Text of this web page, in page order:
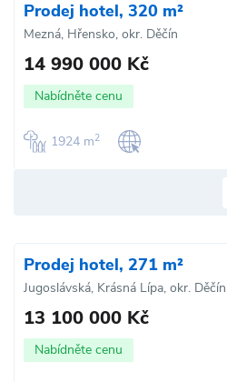
Prodej hotel, 320 m²
Mezná, Hřensko, okr. Děčín
14 990 000 Kč
Nabídněte cenu
1924 m2
Prodej hotel, 271 m²
Jugoslávská, Krásná Lípa, okr. Děčín
13 100 000 Kč
Nabídněte cenu